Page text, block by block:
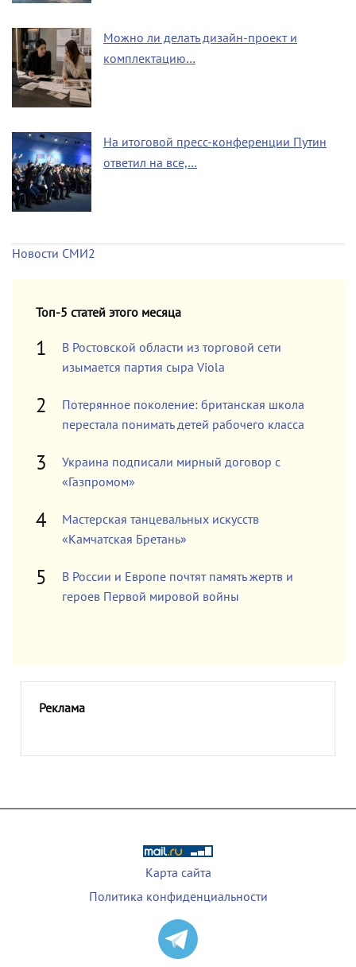
Можно ли делать дизайн-проект и
комплектацию…
На итоговой пресс-конференции Путин
ответил на все,…
Новости СМИ2
Топ-5 статей этого месяца
В Ростовской области из торговой сети
изымается партия сыра Viola
Потерянное поколение: британская школа
перестала понимать детей рабочего класса
Украина подписали мирный договор с
«Газпромом»
Мастерская танцевальных искусств
«Камчатская Бретань»
В России и Европе почтят память жертв и
героев Первой мировой войны
Реклама
Карта сайта
Политика конфиденциальности